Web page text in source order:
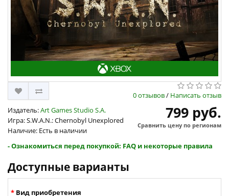
0 отзывов/ Написать отзыв
Издатель:Art Games Studio S.A.
Игра: S.W.A.N.: Chernobyl Unexplored
Наличие: Есть в наличии
799 руб.
Сравнить цену по регионам
- Ознакомиться перед покупкой: FAQ и некоторые правила
Доступные варианты
Вид приобретения